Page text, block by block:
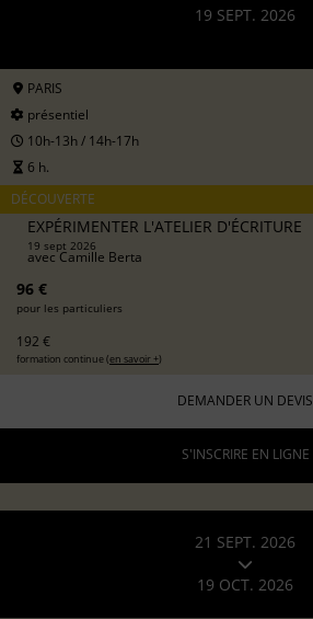
19 SEPT. 2026
PARIS
présentiel
10h-13h / 14h-17h
6 h.
DÉCOUVERTE
EXPÉRIMENTER L'ATELIER D'ÉCRITURE
19 sept 2026
avecCamille Berta
96 €
pour les particuliers
192 €
formation continue (en savoir +)
DEMANDER UN DEVIS
S'INSCRIRE EN LIGNE
21 SEPT. 2026
19 OCT. 2026